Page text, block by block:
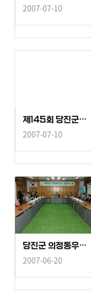
2007-07-10
제145회 당진군의회(제1차정례회) 현장방문
2007-07-10
당진군 의정동우회 간담회
2007-06-20